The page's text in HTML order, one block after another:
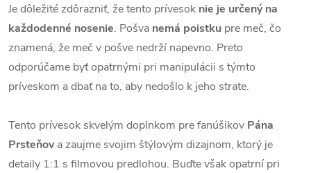
Je dôležité zdôrazniť, že tento prívesok nie je určený na
každodenné nosenie. Pošva nemá poistku pre meč, čo
znamená, že meč v pošve nedrží napevno. Preto
odporúčame byť opatrnými pri manipulácii s týmto
príveskom a dbať na to, aby nedošlo k jeho strate.
Tento prívesok skvelým doplnkom pre fanúšikov Pána
Prsteňova zaujme svojim štýlovým dizajnom, ktorý je
detaily 1:1 s filmovou predlohou. Buďte však opatrní pri